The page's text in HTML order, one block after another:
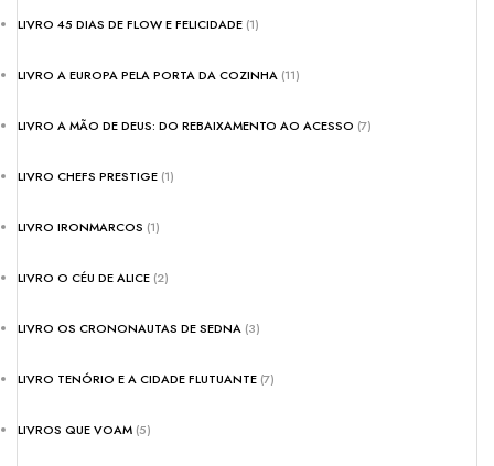
LIVRO 45 DIAS DE FLOW E FELICIDADE (1)
LIVRO A EUROPA PELA PORTA DA COZINHA (11)
LIVRO A MÃO DE DEUS: DO REBAIXAMENTO AO ACESSO (7)
LIVRO CHEFS PRESTIGE (1)
LIVRO IRONMARCOS (1)
LIVRO O CÉU DE ALICE (2)
LIVRO OS CRONONAUTAS DE SEDNA (3)
LIVRO TENÓRIO E A CIDADE FLUTUANTE (7)
LIVROS QUE VOAM (5)